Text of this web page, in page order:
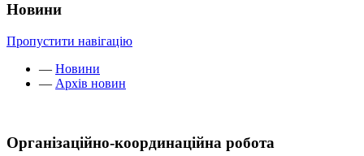
Новини
Пропустити навігацію
— Новини
— Архів новин
Організаційно-координаційна робота